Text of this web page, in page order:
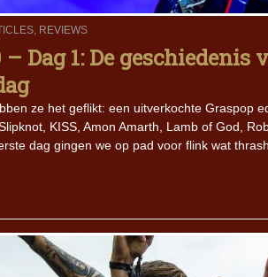
, REVIEWS
– Dag 1: De
ze het geflikt: een uitverkochte Graspop
KISS, Amon Amarth, Lamb of God,
dag gingen we op pad voor flink wat